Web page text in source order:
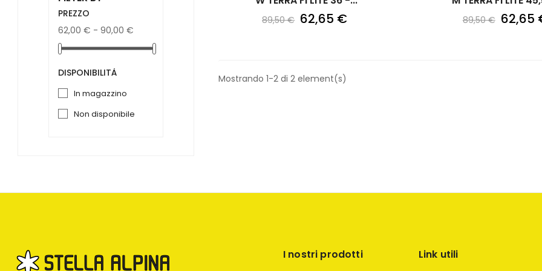
PREZZO
62,00 € - 90,00 €
DISPONIBILITÀ
in magazzino
non disponibile
89,50 € 62,65 € 89,50 € 62,65
Mostrando 1-2 di 2 element(s)
I nostri prodotti Link utili